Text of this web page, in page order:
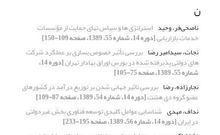
ن
ناصحی‌فر، وحید استراتژی ها و سیاس تهای حمایت از مؤسسات
خدمات بازاریابی[دوره 14، شماره 55، 1389، صفحه 109-150]
نجات، سیدامیر رضا بررسی تأثیر خصوص یسازی بر عملکرد شرکت
های دولتی پذیرفته شده در بورس اوراق بهادار تهران [دوره 14،
شماره 55، 1389، صفحه 75-105]
نجارزاده، رضا بررسی تاثیر جهانی شدن بر توزیع درآمد در کشورهای
عضو گروه دی هشت[دوره 14، شماره 54، 1389، صفحه 87-109]
نداف، مهدی شناسایی عوامل کلیدی توسعه فناوری بخش غیردولتی
در ایران[دوره 14، شماره 56، 1389، صفحه 195-233]